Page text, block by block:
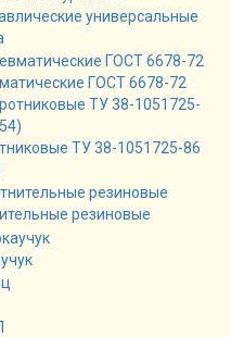
универсальные
ГОСТ 6678-72
ТУ 38-1051725-86
резиновые